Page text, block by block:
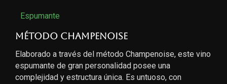
Espumante
Método Champenoise
Elaborado a través del método Champenoise, este vino
espumante de gran personalidad posee una
complejidad y estructura única. Es untuoso, con